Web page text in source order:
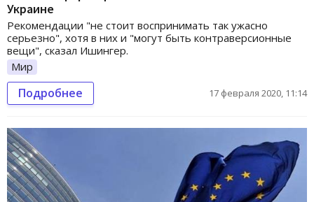
Украине
Рекомендации "не стоит воспринимать так ужасно
серьезно", хотя в них и "могут быть контраверсионные
вещи", сказал Ишингер.
Мир
Подробнее 17 февраля 2020, 11:14